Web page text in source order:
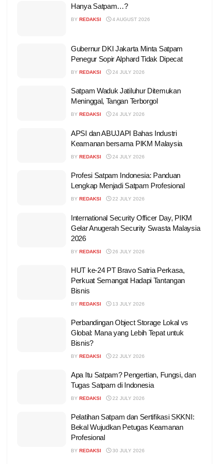
Hanya Satpam…?
BY REDAKSI 4 AUGUST 2026
Gubernur DKI Jakarta Minta Satpam
Penegur Sopir Alphard Tidak Dipecat
BY REDAKSI 24 JULY 2026
Satpam Waduk Jatiluhur Ditemukan
Meninggal, Tangan Terborgol
BY REDAKSI 24 JULY 2026
APSI dan ABUJAPI Bahas Industri
Keamanan bersama PIKM Malaysia
BY REDAKSI 24 JULY 2026
Profesi Satpam Indonesia: Panduan
Lengkap Menjadi Satpam Profesional
BY REDAKSI 22 JULY 2026
International Security Officer Day, PIKM
Gelar Anugerah Security Swasta Malaysia
2026
BY REDAKSI 26 JULY 2026
HUT ke-24 PT Bravo Satria Perkasa,
Perkuat Semangat Hadapi Tantangan
Bisnis
BY REDAKSI 13 JULY 2026
Perbandingan Object Storage Lokal vs
Global: Mana yang Lebih Tepat untuk
Bisnis?
BY REDAKSI 22 JULY 2026
Apa Itu Satpam? Pengertian, Fungsi, dan
Tugas Satpam di Indonesia
BY REDAKSI 22 JULY 2026
Pelatihan Satpam dan Sertifikasi SKKNI:
Bekal Wujudkan Petugas Keamanan
Profesional
BY REDAKSI 30 JULY 2026